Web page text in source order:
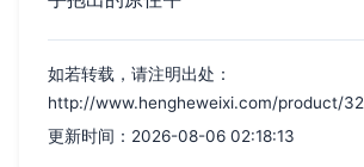
如若转载，请注明出处：
http://www.hengheweixi.com/product/
更新时间：2026-08-06 02:18:13